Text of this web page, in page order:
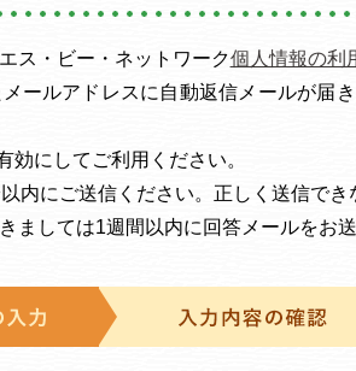
ス・ビー・ネットワーク個人情報の利
ールアドレスに自動返信メールが届
にしてご利用ください。
内にご送信ください。正しく送信でき
ましては1週間以内に回答メールをお送